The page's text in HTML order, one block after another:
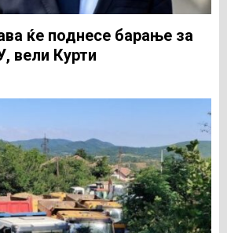
ќе поднесе барање за
вели Курти